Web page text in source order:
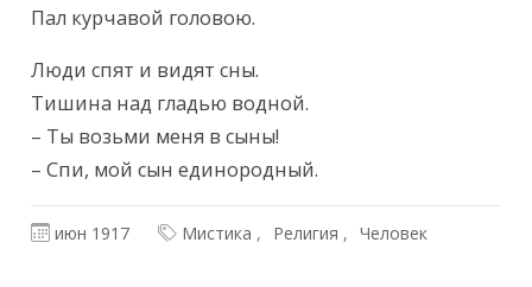
Пал курчавой головою.
Люди спят и видят сны.
Тишина над гладью водной.
– Ты возьми меня в сыны!
– Спи, мой сын единородный.
июн 1917 Мистика Религия Человек